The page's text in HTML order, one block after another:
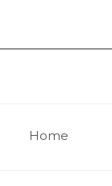
Home